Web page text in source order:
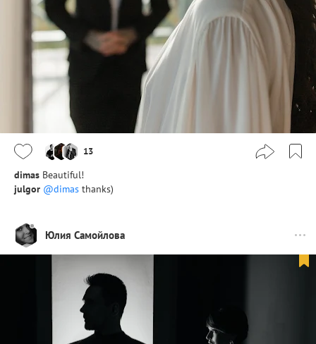
13
dimas Beautiful!
julgor @dimas thanks)
Юлия Самойлова